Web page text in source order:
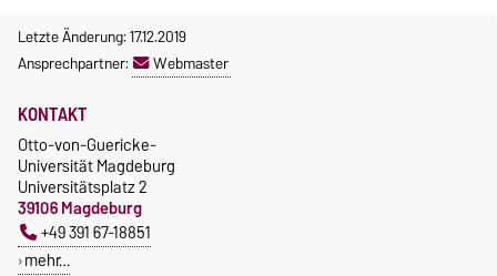
Letzte Änderung: 17.12.2019
Ansprechpartner:
Webmaster
KONTAKT
Otto-von-Guericke-
Universität Magdeburg
Universitätsplatz 2
39106 Magdeburg
+49 391 67-18851
mehr…